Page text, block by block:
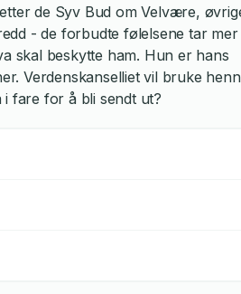
de Syv Bud om Velvære,
- de forbudte følelsene tar mer
skal beskytte ham. Hun er hans
Verdenskanselliet vil bruke
fare for å bli sendt ut?